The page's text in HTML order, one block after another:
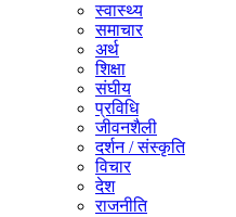
स्वास्थ्य
समाचार
अर्थ
शिक्षा
संघीय
प्रविधि
जीवनशैली
दर्शन / संस्कृति
विचार
देश
राजनीति